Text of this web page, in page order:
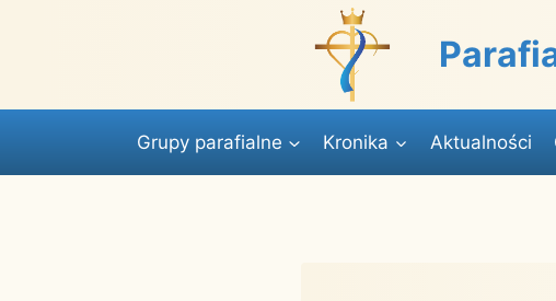
Grupy parafialne Kronika Aktualności